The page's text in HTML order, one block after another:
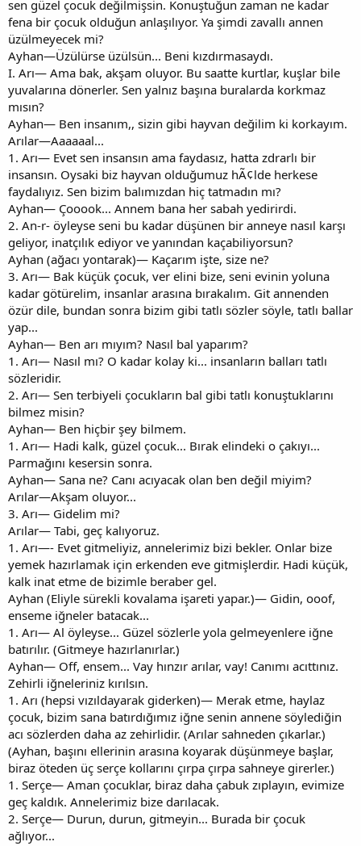
sen güzel çocuk değilmişsin. Konuştuğun zaman ne kadar
fena bir çocuk olduğun anlaşılıyor. Ya şimdi zavallı annen
üzülmeyecek mi?
Ayhan—Üzülürse üzülsün... Beni kızdırmasaydı.
I. Arı— Ama bak, akşam oluyor. Bu saatte kurtlar, kuşlar bile
yuvalarına dönerler. Sen yalnız başına buralarda korkmaz
mısın?
Ayhan— Ben insanım,, sizin gibi hayvan değilim ki korkayım.
Arılar—Aaaaaal...
1. Arı— Evet sen insansın ama faydasız, hatta zdrarlı bir
insansın. Oysaki biz hayvan olduğumuz hÃ¢lde herkese
faydalıyız. Sen bizim balımızdan hiç tatmadın mı?
Ayhan— Çooook... Annem bana her sabah yedirirdi.
2. An-r- öyleyse seni bu kadar düşünen bir anneye nasıl karşı
geliyor, inatçılık ediyor ve yanından kaçabiliyorsun?
Ayhan (ağacı yontarak)— Kaçarım işte, size ne?
3. Arı— Bak küçük çocuk, ver elini bize, seni evinin yoluna
kadar götürelim, insanlar arasına bırakalım. Git annenden
özür dile, bundan sonra bizim gibi tatlı sözler söyle, tatlı ballar
yap...
Ayhan— Ben arı mıyım? Nasıl bal yaparım?
1. Arı— Nasıl mı? O kadar kolay ki... insanların balları tatlı
sözleridir.
2. Arı— Sen terbiyeli çocukların bal gibi tatlı konuştuklarını
bilmez misin?
Ayhan— Ben hiçbir şey bilmem.
1. Arı— Hadi kalk, güzel çocuk... Bırak elindeki o çakıyı...
Parmağını kesersin sonra.
Ayhan— Sana ne? Canı acıyacak olan ben değil miyim?
Arılar—Akşam oluyor...
3. Arı— Gidelim mi?
Arılar— Tabi, geç kalıyoruz.
1. Arı—- Evet gitmeliyiz, annelerimiz bizi bekler. Onlar bize
yemek hazırlamak için erkenden eve gitmişlerdir. Hadi küçük,
kalk inat etme de bizimle beraber gel.
Ayhan (Eliyle sürekli kovalama işareti yapar.)— Gidin, ooof,
enseme iğneler batacak...
1. Arı— Al öyleyse... Güzel sözlerle yola gelmeyenlere iğne
batırılır. (Gitmeye hazırlanırlar.)
Ayhan— Off, ensem... Vay hınzır arılar, vay! Canımı acıttınız.
Zehirli iğneleriniz kırılsın.
1. Arı (hepsi vızıldayarak giderken)— Merak etme, haylaz
çocuk, bizim sana batırdığımız iğne senin annene söylediğin
acı sözlerden daha az zehirlidir. (Arılar sahneden çıkarlar.)
(Ayhan, başını ellerinin arasına koyarak düşünmeye başlar,
biraz öteden üç serçe kollarını çırpa çırpa sahneye girerler.)
1. Serçe— Aman çocuklar, biraz daha çabuk zıplayın, evimize
geç kaldık. Annelerimiz bize darılacak.
2. Serçe— Durun, durun, gitmeyin... Burada bir çocuk
ağlıyor...